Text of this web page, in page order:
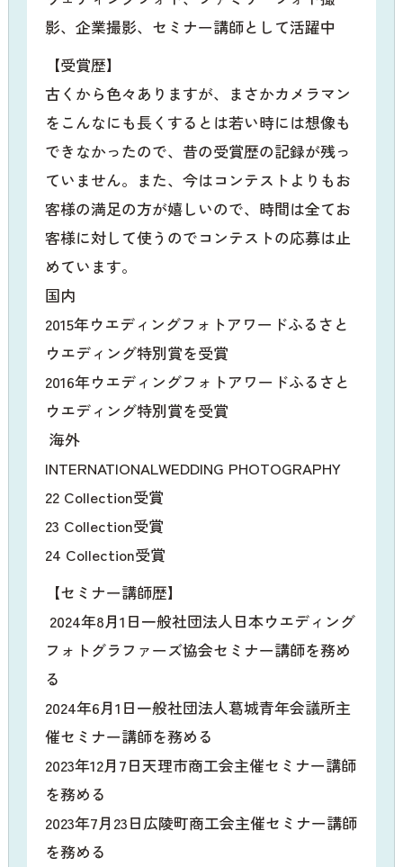
影、企業撮影、セミナー講師として活躍中
【受賞歴】
古くから色々ありますが、まさかカメラマン
をこんなにも長くするとは若い時には想像も
できなかったので、昔の受賞歴の記録が残っ
ていません。また、今はコンテストよりもお
客様の満足の方が嬉しいので、時間は全てお
客様に対して使うのでコンテストの応募は止
めています。
国内
2015年ウエディングフォトアワードふるさと
ウエディング特別賞を受賞
2016年ウエディングフォトアワードふるさと
ウエディング特別賞を受賞
海外
INTERNATIONALWEDDING PHOTOGRAPHY
22 Collection受賞
23 Collection受賞
24 Collection受賞
【セミナー講師歴】
2024年8月1日一般社団法人日本ウエディング
フォトグラファーズ協会セミナー講師を務め
る
2024年6月1日一般社団法人葛城青年会議所主
催セミナー講師を務める
2023年12月7日天理市商工会主催セミナー講師
を務める
2023年7月23日広陵町商工会主催セミナー講師
を務める